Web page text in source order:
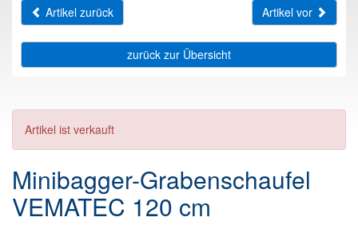
Artikel zurück
Artikel vor
zurück zur Übersicht
Artikel ist verkauft
Minibagger-Grabenschaufel
VEMATEC 120 cm